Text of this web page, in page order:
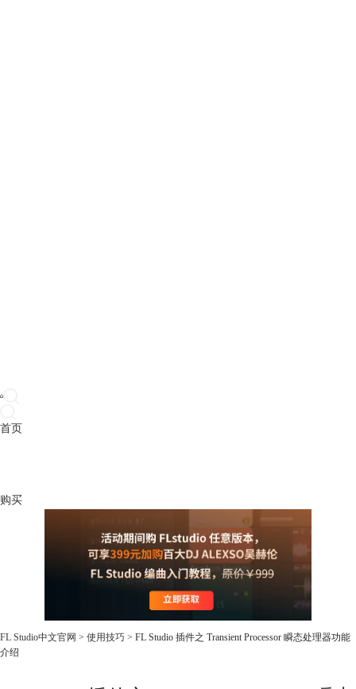
首页
购买
FL Studio中文官网 > 使用技巧 > FL Studio 插件之 Transient Processor 瞬态处理器功能
介绍